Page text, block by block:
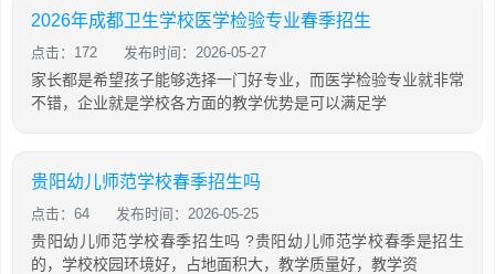
2026年成都卫生学校医学检验专业春季招生
点击：172 发布时间：2026-05-27
家长都是希望孩子能够选择一门好专业，而医学检验专业就非常
不错，企业就是学校各方面的教学优势是可以满足学
贵阳幼儿师范学校春季招生吗
点击：64 发布时间：2026-05-25
贵阳幼儿师范学校春季招生吗 ?贵阳幼儿师范学校春季是招生
的，学校校园环境好，占地面积大，教学质量好，教学资